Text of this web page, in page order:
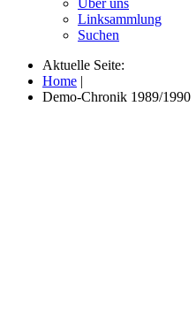
Über uns
Linksammlung
Suchen
Aktuelle Seite:
Home |
Demo-Chronik 1989/1990